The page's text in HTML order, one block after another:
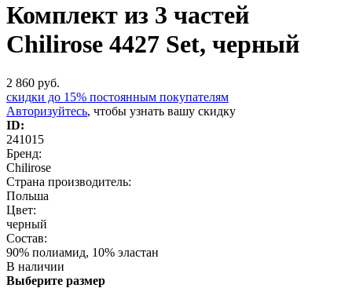
Комплект из 3 частей
Chilirose 4427 Set, черный
2 860 руб.
скидки до 15% постоянным покупателям
Авторизуйтесь, чтобы узнать вашу скидку
ID:
241015
Бренд:
Chilirose
Страна производитель:
Польша
Цвет:
черный
Состав:
90% полиамид, 10% эластан
В наличии
Выберите размер